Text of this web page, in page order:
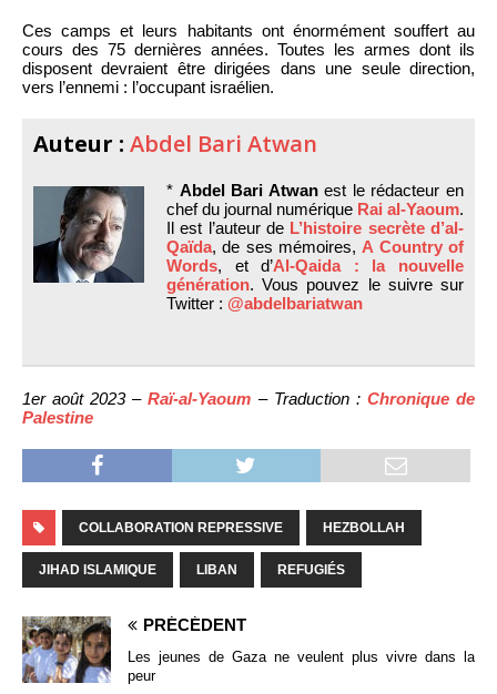
Ces camps et leurs habitants ont énormément souffert au
cours des 75 dernières années. Toutes les armes dont ils
disposent devraient être dirigées dans une seule direction,
vers l’ennemi : l’occupant israélien.
Auteur : Abdel Bari Atwan
* Abdel Bari Atwanest le rédacteur en
chef du journal numérique Rai al-Yaoum.
Il est l’auteur de L’histoire secrète d’al-
Qaïda, de ses mémoires, A Country of
Words, et d’Al-Qaida : la nouvelle
génération. Vous pouvez le suivre sur
Twitter : @abdelbariatwan
1er août 2023 –Raï-al-Yaoum – Traduction : Chronique de
Palestine
COLLABORATION REPRESSIVE HEZBOLLAH
JIHAD ISLAMIQUE LIBAN REFUGIÉS
PRÉCÉDENT
Les jeunes de Gaza ne veulent plus vivre dans la
peur